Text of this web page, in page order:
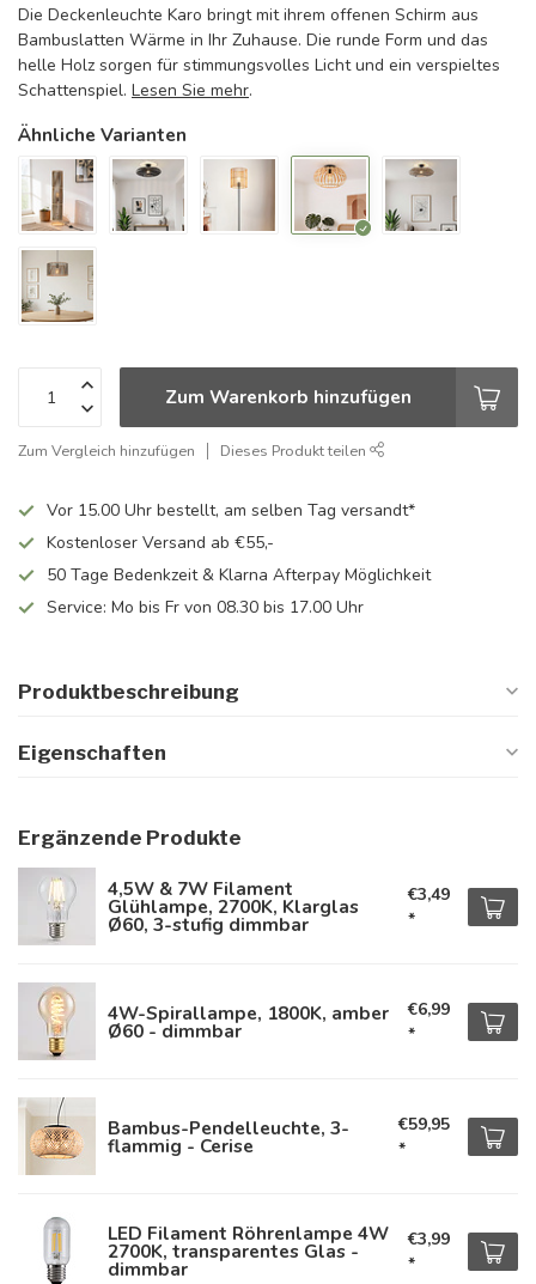
Die Deckenleuchte Karo bringt mit ihrem offenen Schirm aus
Bambuslatten Wärme in Ihr Zuhause. Die runde Form und das
helle Holz sorgen für stimmungsvolles Licht und ein verspieltes
Schattenspiel. Lesen Sie mehr.
Ähnliche Varianten
Zum Warenkorb hinzufügen
Zum Vergleich hinzufügen Dieses Produkt teilen
Vor 15.00 Uhr bestellt, am selben Tag versandt*
Kostenloser Versand ab €55,-
50 Tage Bedenkzeit & Klarna Afterpay Möglichkeit
Service: Mo bis Fr von 08.30 bis 17.00 Uhr
Produktbeschreibung
Eigenschaften
Ergänzende Produkte
4,5W & 7W Filament
Glühlampe, 2700K, Klarglas
Ø60, 3-stufig dimmbar
€3,49
*
4W-Spirallampe, 1800K, amber
Ø60 - dimmbar
€6,99
*
Bambus-Pendelleuchte, 3-
flammig - Cerise
€59,95
*
LED Filament Röhrenlampe 4W
2700K, transparentes Glas -
dimmbar
€3,99
*